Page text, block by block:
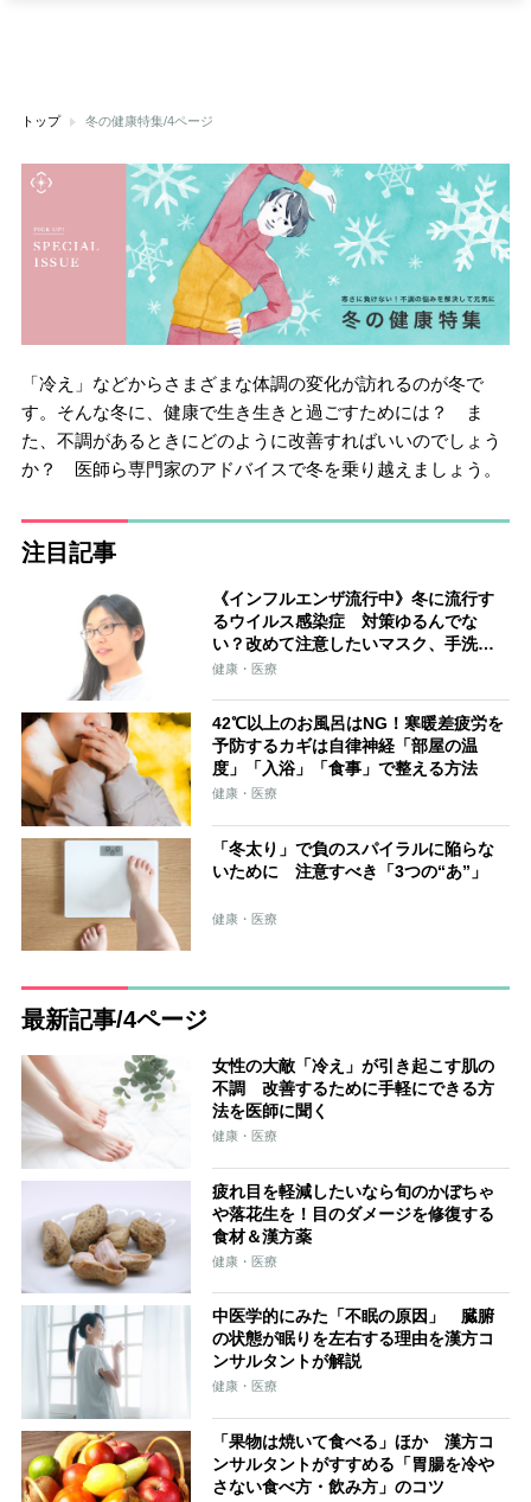
トップ 冬の健康特集/4ページ
「冷え」などからさまざまな体調の変化が訪れるのが冬で
す。そんな冬に、健康で生き生きと過ごすためには？ ま
た、不調があるときにどのように改善すればいいのでしょう
か？ 医師ら専門家のアドバイスで冬を乗り越えましょう。
注目記事
《インフルエンザ流行中》冬に流行す
るウイルス感染症 対策ゆるんでな
い？改めて注意したいマスク、手洗い
など対策の注意点
健康・医療
42℃以上のお風呂はNG！寒暖差疲労を
予防するカギは自律神経「部屋の温
度」「入浴」「食事」で整える方法
健康・医療
「冬太り」で負のスパイラルに陥らな
いために 注意すべき「3つの“あ”」
健康・医療
最新記事/4ページ
女性の大敵「冷え」が引き起こす肌の
不調 改善するために手軽にできる方
法を医師に聞く
健康・医療
疲れ目を軽減したいなら旬のかぼちゃ
や落花生を！目のダメージを修復する
食材＆漢方薬
健康・医療
中医学的にみた「不眠の原因」 臓腑
の状態が眠りを左右する理由を漢方コ
ンサルタントが解説
健康・医療
「果物は焼いて食べる」ほか 漢方コ
ンサルタントがすすめる「胃腸を冷や
さない食べ方・飲み方」のコツ